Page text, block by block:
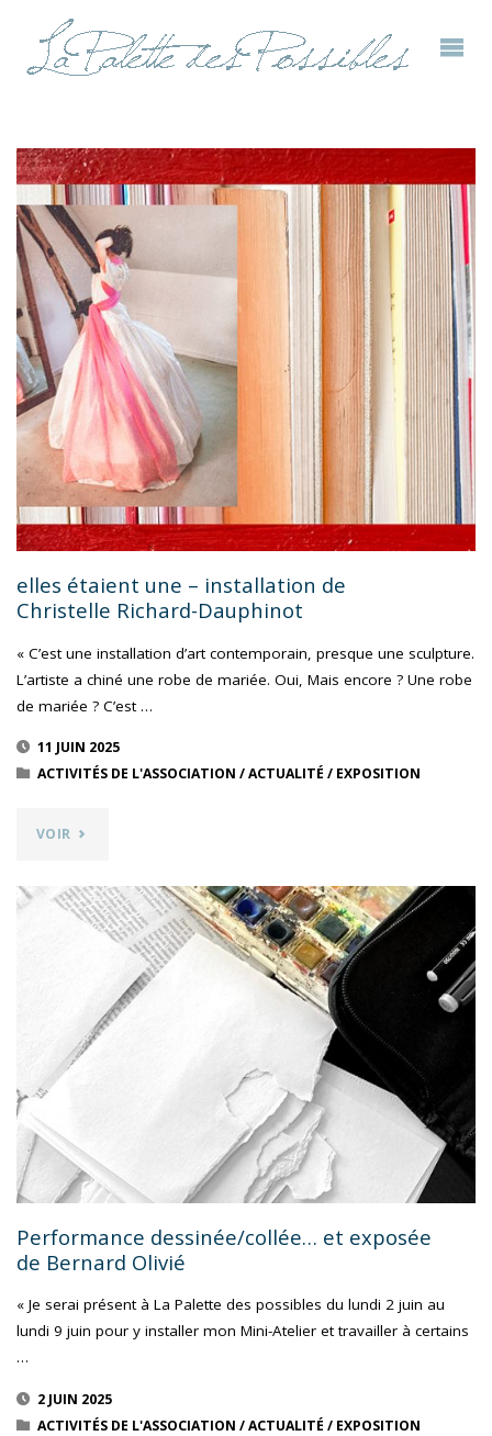
elles étaient une – installation de
Christelle Richard-Dauphinot
« C’est une installation d’art contemporain, presque une sculpture.
L’artiste a chiné une robe de mariée. Oui, Mais encore ? Une robe
de mariée ? C’est …
11 JUIN 2025
ACTIVITÉS DE L'ASSOCIATION /ACTUALITÉ / EXPOSITION
VOIR "ELLES
UNE
INSTALLATION
DE
RICHARD-
DAUPHINOT"
Performance dessinée/collée… et exposée
de Bernard Olivié
« Je serai présent à La Palette des possibles du lundi 2 juin au
lundi 9 juin pour y installer mon Mini-Atelier et travailler à certains
…
2 JUIN 2025
ACTIVITÉS DE L'ASSOCIATION /ACTUALITÉ / EXPOSITION